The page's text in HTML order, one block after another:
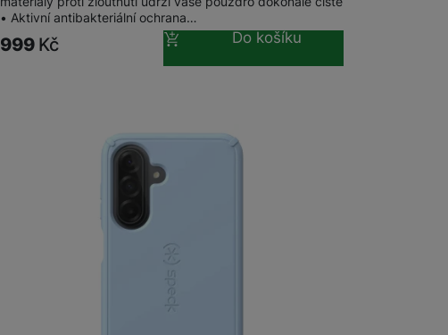
• Aktivní antibakteriální ochrana…
999 Kč Do košíku